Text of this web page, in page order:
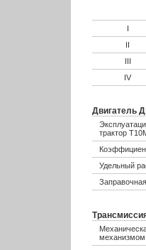
I
II
III
IV
Двигатель
трактор
Удельный
механизмом